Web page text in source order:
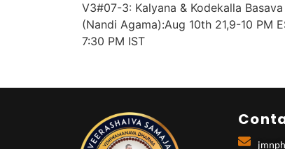
V3#07-3: Kalyana & Kodekalla Basava
(Nandi Agama):Aug 10th 21,9-10 PM
7:30 PM IST